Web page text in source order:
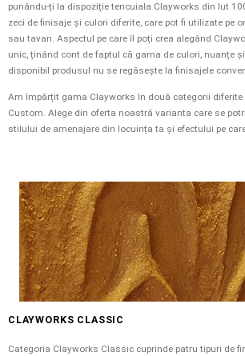
punându-ți la dispoziție tencuiala Clayworks din lut
zeci de finisaje și culori diferite, care pot fi utilizate pe
sau tavan. Aspectul pe care îl poți crea alegând
unic, ținând cont de faptul că gama de culori, nuanțe
disponibil produsul nu se regăsește la finisajele
Am împărțit gama Clayworks în două categorii
Custom. Alege din oferta noastră varianta care se
stilului de amenajare din locuința ta și efectului pe
CLAYWORKS CLASSIC
Categoria Clayworks Classic cuprinde patru tipuri de